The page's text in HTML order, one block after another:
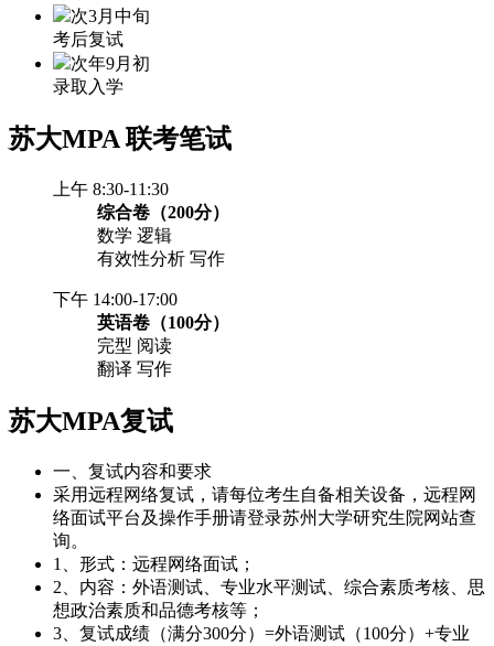
次3月中旬
考后复试
次年9月初
录取入学
苏大MPA联考笔试
上午 8:30-11:30
综合卷（200分）
数学 逻辑
有效性分析 写作
下午 14:00-17:00
英语卷（100分）
完型 阅读
翻译 写作
苏大MPA复试
一、复试内容和要求
采用远程网络复试，请每位考生自备相关设备，远程网
络面试平台及操作手册请登录苏州大学研究生院网站查
询。
1、形式：远程网络面试；
2、内容：外语测试、专业水平测试、综合素质考核、思
想政治素质和品德考核等；
3、复试成绩（满分300分）=外语测试（100分）+专业